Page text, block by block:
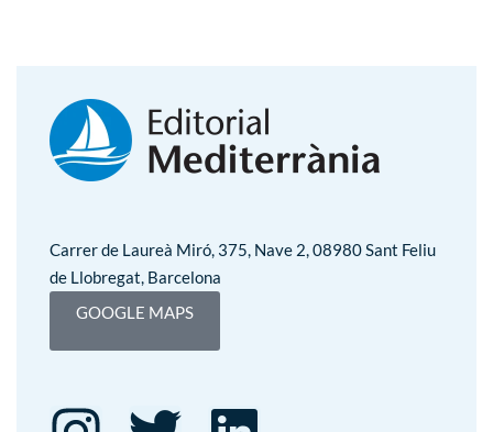
Carrer de Laureà Miró, 375, Nave 2, 08980 Sant Feliu
de Llobregat, Barcelona
GOOGLE MAPS